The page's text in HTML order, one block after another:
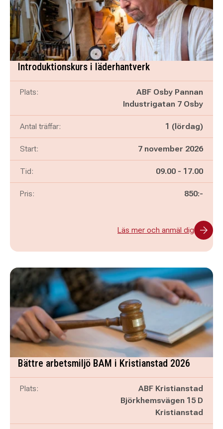
Introduktionskurs i läderhantverk
Plats:
ABF Osby Pannan
Industrigatan 7 Osby
Antal träffar: 1 (lördag)
Start: 7 november 2026
Tid: Pågår mellan
09.00 - och
17.00
Pris: 850:-
Läs mer och anmäl dig
Bättre arbetsmiljö BAM i Kristianstad 2026
Plats:
ABF Kristianstad
Björkhemsvägen 15 D
Kristianstad